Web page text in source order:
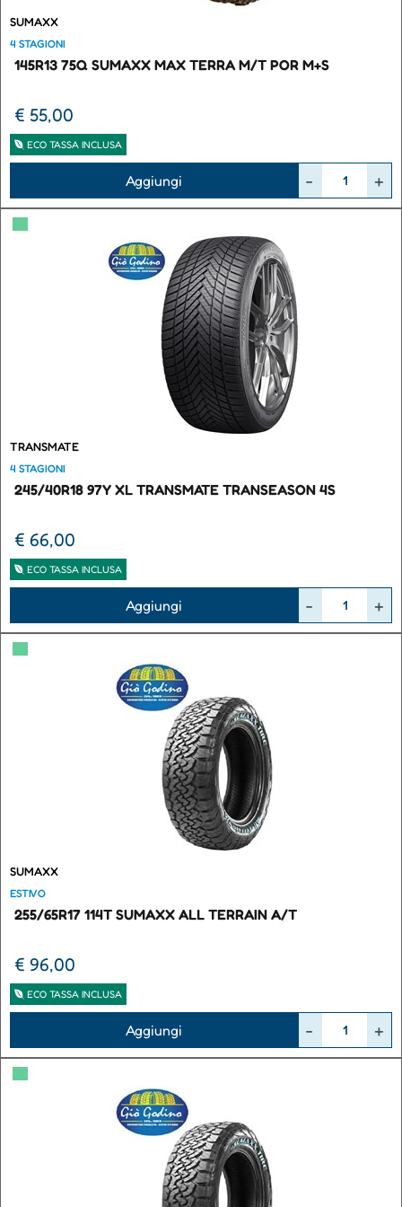
SUMAXX
4 STAGIONI
145R13 75Q SUMAXX MAX TERRA M/T POR M+S
€ 55,00
ECO TASSA INCLUSA
Aggiungi
▀
TRANSMATE
4 STAGIONI
245/40R18 97Y XL TRANSMATE TRANSEASON 4S
€ 66,00
ECO TASSA INCLUSA
Aggiungi
▀
SUMAXX
ESTIVO
255/65R17 114T SUMAXX ALL TERRAIN A/T
€ 96,00
ECO TASSA INCLUSA
Aggiungi
▀